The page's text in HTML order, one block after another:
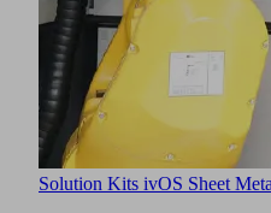
Solution Kits ivOS Sheet